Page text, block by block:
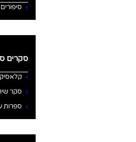
סקרים
סקר
ספרות